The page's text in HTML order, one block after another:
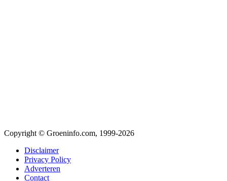
Copyright © Groeninfo.com, 1999-2026
Disclaimer
Privacy Policy
Adverteren
Contact